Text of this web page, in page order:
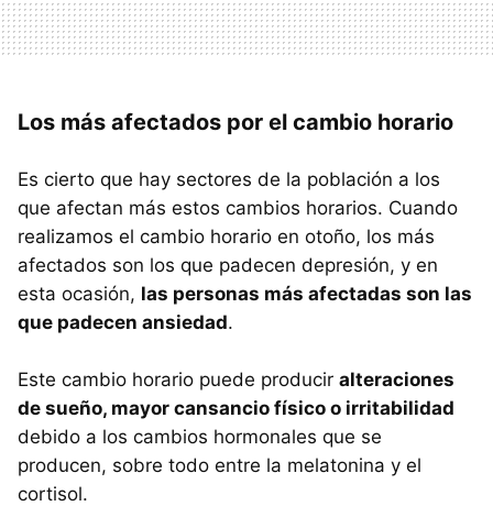
Los más afectados por el cambio horario
Es cierto que hay sectores de la población a los
que afectan más estos cambios horarios. Cuando
realizamos el cambio horario en otoño, los más
afectados son los que padecen depresión, y en
esta ocasión, las personas más afectadas son las
que padecen ansiedad.
Este cambio horario puede producir alteraciones
de sueño, mayor cansancio físico o irritabilidad
debido a los cambios hormonales que se
producen, sobre todo entre la melatonina y el
cortisol.